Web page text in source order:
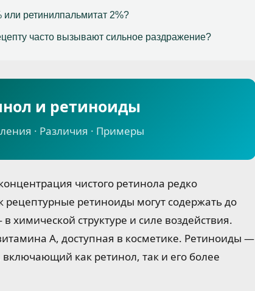
или ретинилпальмитат 2%?
часто вызывают сильное раздражение?
и ретиноиды
· Различия · Примеры
чистого ретинола редко
рецептурные ретиноиды могут содержать до
химической структуре и силе воздействия.
А, доступная в косметике. Ретиноиды —
как ретинол, так и его более